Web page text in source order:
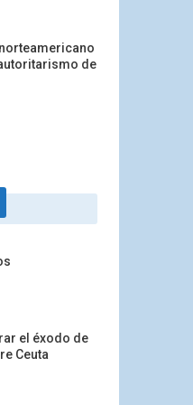
de
el éxodo de
Ceuta